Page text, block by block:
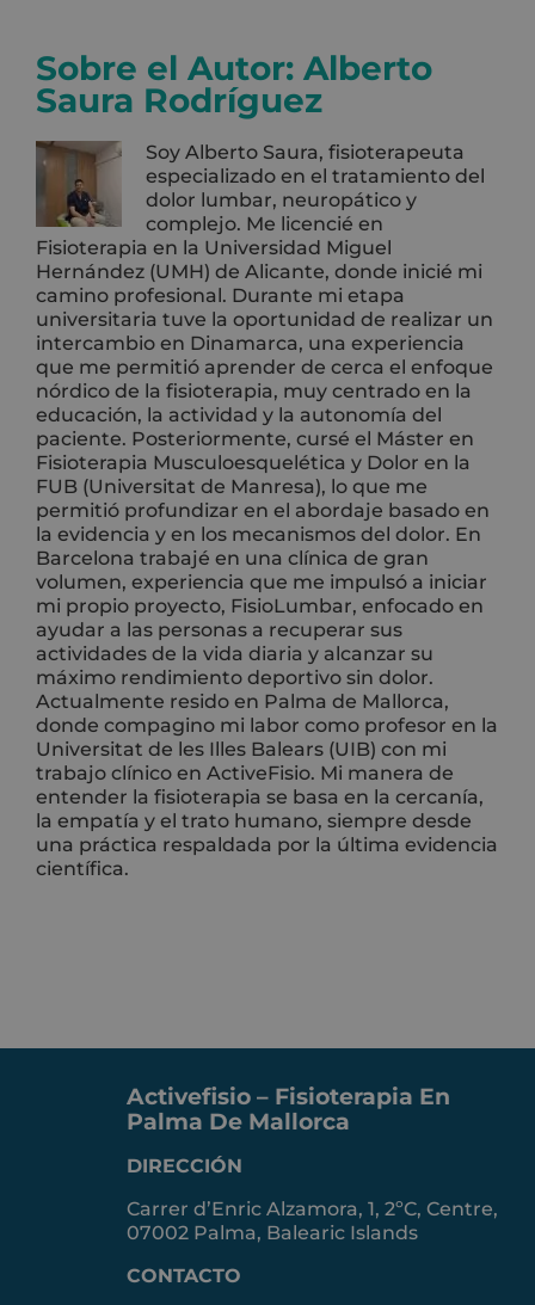
Sobre el Autor: Alberto
Saura Rodríguez
Soy Alberto Saura, fisioterapeuta
especializado en el tratamiento del
dolor lumbar, neuropático y
complejo. Me licencié en
Fisioterapia en la Universidad Miguel
Hernández (UMH) de Alicante, donde inicié mi
camino profesional. Durante mi etapa
universitaria tuve la oportunidad de realizar un
intercambio en Dinamarca, una experiencia
que me permitió aprender de cerca el enfoque
nórdico de la fisioterapia, muy centrado en la
educación, la actividad y la autonomía del
paciente. Posteriormente, cursé el Máster en
Fisioterapia Musculoesquelética y Dolor en la
FUB (Universitat de Manresa), lo que me
permitió profundizar en el abordaje basado en
la evidencia y en los mecanismos del dolor. En
Barcelona trabajé en una clínica de gran
volumen, experiencia que me impulsó a iniciar
mi propio proyecto, FisioLumbar, enfocado en
ayudar a las personas a recuperar sus
actividades de la vida diaria y alcanzar su
máximo rendimiento deportivo sin dolor.
Actualmente resido en Palma de Mallorca,
donde compagino mi labor como profesor en la
Universitat de les Illes Balears (UIB) con mi
trabajo clínico en ActiveFisio. Mi manera de
entender la fisioterapia se basa en la cercanía,
la empatía y el trato humano, siempre desde
una práctica respaldada por la última evidencia
científica.
Activefisio – Fisioterapia En
Palma De Mallorca
DIRECCIÓN
Carrer d’Enric Alzamora, 1, 2ºC, Centre,
07002 Palma, Balearic Islands
CONTACTO